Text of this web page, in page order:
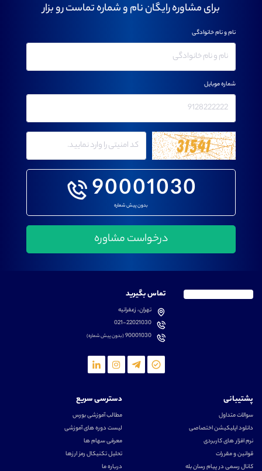
برای مشاوره رایگان نام و شماره تماست رو بزار
90001030
بدون پیش شماره
نام و نام خانوادگی
شماره موبایل
تماس بگیرید
تهران، زعفرانیه
021-22021030
90001030(بدون پیش شماره)
پشتیبانی
سوالات متداول
دانلود اپلیکیشن اختصاصی
نرم افزار های کاربردی
قوانین و مقررات
کانال رسمی در پیام رسان بله
دسترسی سریع
مطالب آموزشی بورس
لیست دوره های آموزشی
معرفی سهام ها
تحلیل تکنیکال رمز ارزها
درباره ما